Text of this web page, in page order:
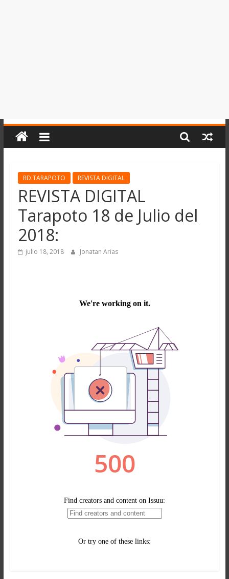
RD.TARAPOTO REVISTA DIGITAL
REVISTA DIGITAL
Tarapoto 18 de Julio del
2018:
julio 18, 2018 Jonatan Arias